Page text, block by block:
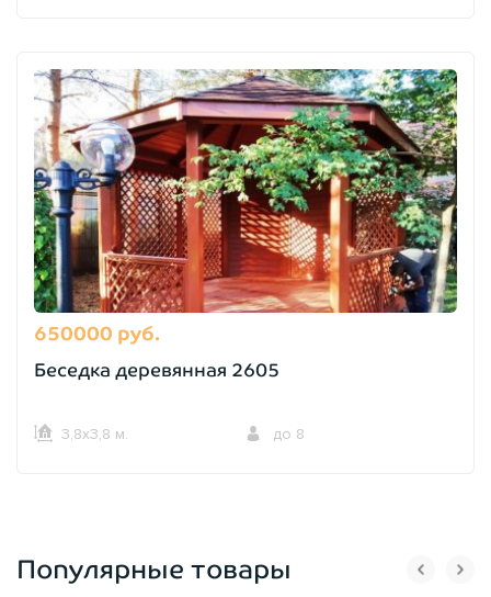
650000 руб.
Беседка деревянная 2605
3,8х3,8 м. до 8
Популярные товары